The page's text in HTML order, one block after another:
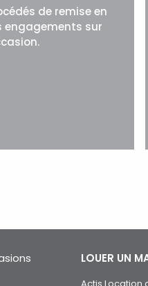
de remise en
engagements sur
LOUER UN